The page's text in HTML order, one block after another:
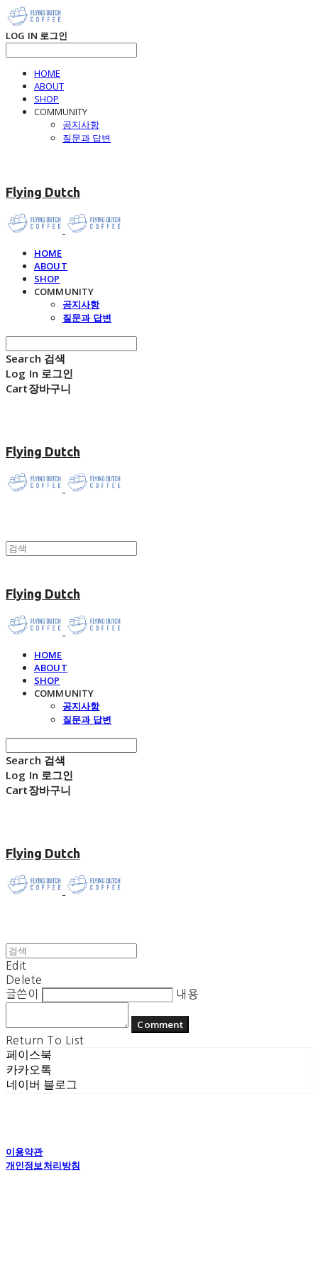
LOG IN 로그인
HOME
ABOUT
SHOP
COMMUNITY
공지사항
질문과 답변
Flying Dutch
HOME
ABOUT
SHOP
COMMUNITY
공지사항
질문과 답변
Search 검색
Log In 로그인
Cart장바구니
Flying Dutch
Flying Dutch
HOME
ABOUT
SHOP
COMMUNITY
공지사항
질문과 답변
Search 검색
Log In 로그인
Cart장바구니
Flying Dutch
Edit
Delete
글쓴이
내용
Comment
Return To List
페이스북
카카오톡
네이버 블로그
이용약관
개인정보처리방침